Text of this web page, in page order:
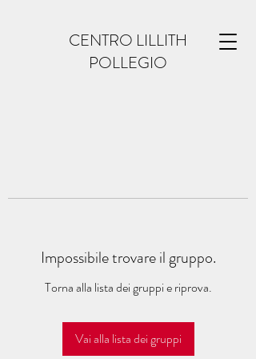
CENTRO LILLITH
POLLEGIO
Impossibile trovare il gruppo.
Torna alla lista dei gruppi e riprova.
Vai alla lista dei gruppi